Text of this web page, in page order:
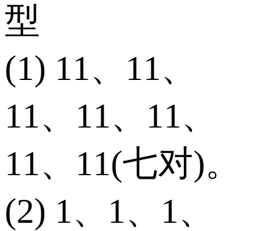
型
(1) 11、11、
11、11、11、
11、11(七对)。
(2) 1、1、1、